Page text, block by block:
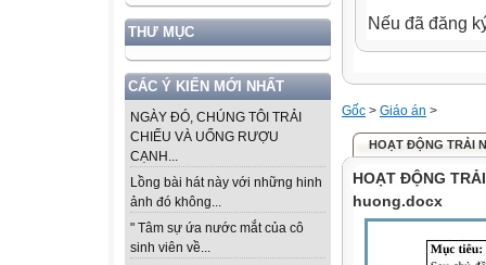
THƯ MỤC
CÁC Ý KIẾN MỚI NHẤT
NGÀY ĐÓ, CHÚNG TÔI TRẢI
CHIẾU VÀ UỐNG RƯỢU
CẠNH...
Lồng bài hát này với những hinh
ảnh đó không...
" Tâm sự ứa nước mắt của cô
sinh viên về...
Nếu đã đăng
Gốc > Giáo án >
HOẠT ĐỘNG TRẢI
HOẠT ĐỘNG
huong.docx